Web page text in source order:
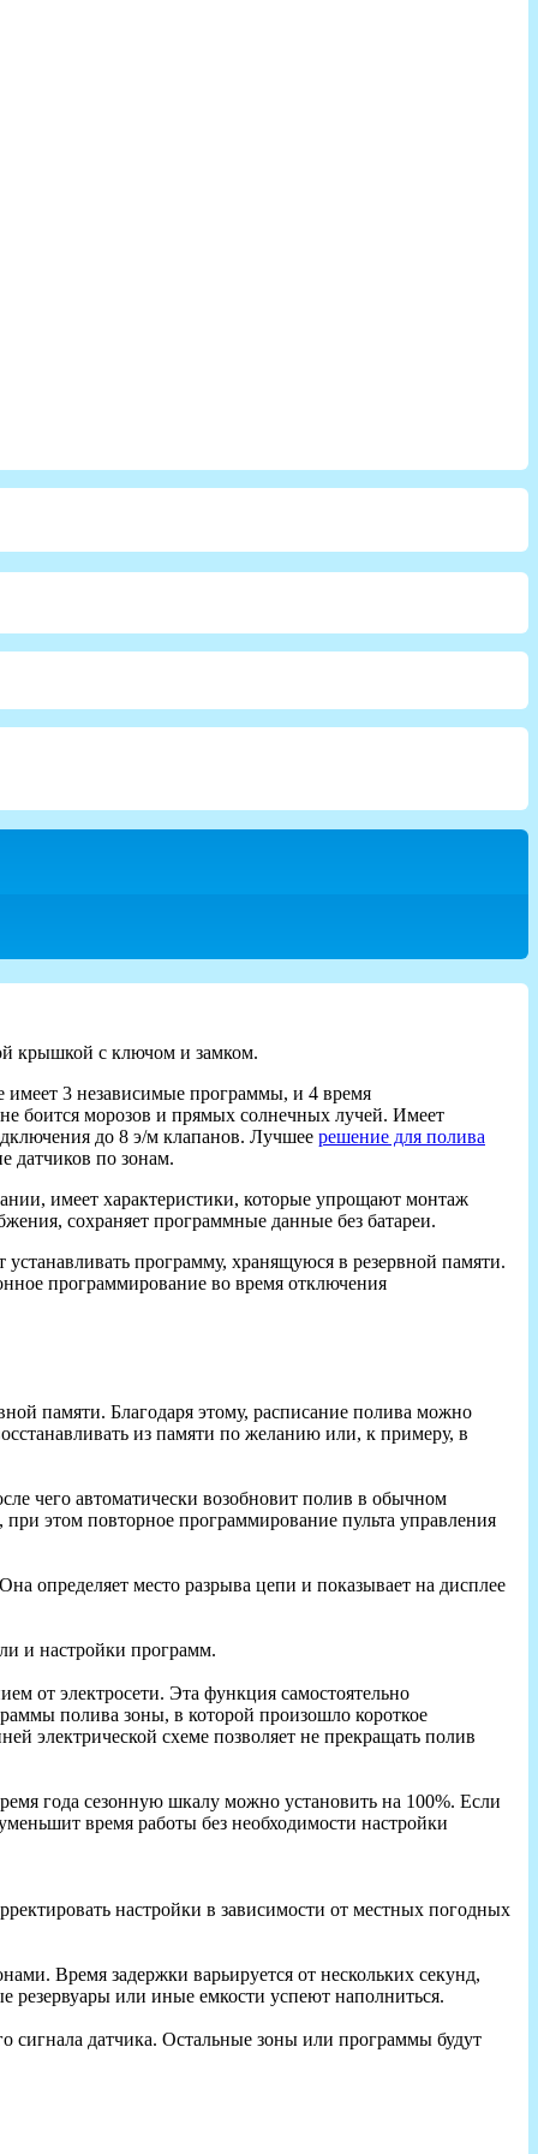
крышкой с ключом и замком.
3 независимые программы, и 4 время
боится морозов и прямых солнечных лучей. Имеет
до 8 э/м клапанов. Лучшее решение для полива
датчиков по зонам.
имеет характеристики, которые упрощают монтаж
сохраняет программные данные без батареи.
программу, хранящуюся в резервной памяти.
программирование во время отключения
памяти. Благодаря этому, расписание полива можно
из памяти по желанию или, к примеру, в
чего автоматически возобновит полив в обычном
этом повторное программирование пульта управления
определяет место разрыва цепи и показывает на дисплее
и настройки программ.
от электросети. Эта функция самостоятельно
полива зоны, в которой произошло короткое
электрической схеме позволяет не прекращать полив
года сезонную шкалу можно установить на 100%. Если
время работы без необходимости настройки
настройки в зависимости от местных погодных
Время задержки варьируется от нескольких секунд,
резервуары или иные емкости успеют наполниться.
сигнала датчика. Остальные зоны или программы будут